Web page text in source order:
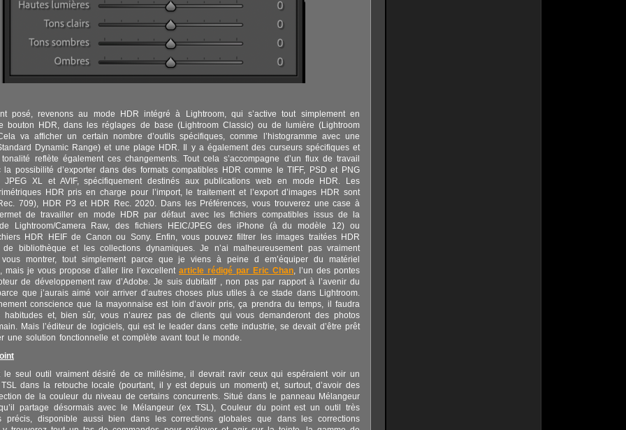
posé, revenons au mode HDR intégré à Lightroom, qui s’active tout simplement en
bouton HDR, dans les réglages de base (Lightroom Classic) ou de lumière (Lightroom
va afficher un certain nombre d’outils spécifiques, comme l’histogramme avec une
Dynamic Range) et une plage HDR. Il y a également des curseurs spécifiques et
reflète également ces changements. Tout cela s’accompagne d’un flux de travail
la possibilité d’exporter dans des formats compatibles HDR comme le TIFF, PSD et PNG
JPEG XL et AVIF, spécifiquement destinés aux publications web en mode HDR. Les
HDR pris en charge pour l’import, le traitement et l’export d’images HDR sont
709), HDR P3 et HDR Rec. 2020. Dans les Préférences, vous trouverez une case à
de travailler en mode HDR par défaut avec les fichiers compatibles issus de la
Lightroom/Camera Raw, des fichiers HEIC/JPEG des iPhone (à du modèle 12) ou
HDR HEIF de Canon ou Sony. Enfin, vous pouvez filtrer les images traitées HDR
bibliothèque et les collections dynamiques. Je n’ai malheureusement pas vraiment
vous montrer, tout simplement parce que je viens à peine d em’équiper du matériel
mais je vous propose d’aller lire l’excellent article rédigé par Eric Chan, l’un des pontes
de développement raw d’Adobe. Je suis dubitatif , non pas par rapport à l’avenir du
que j’aurais aimé voir arriver d’autres choses plus utiles à ce stade dans Lightroom.
conscience que la mayonnaise est loin d’avoir pris, ça prendra du temps, il faudra
habitudes et, bien sûr, vous n’aurez pas de clients qui vous demanderont des photos
Mais l’éditeur de logiciels, qui est le leader dans cette industrie, se devait d’être prêt
une solution fonctionnelle et complète avant tout le monde.
le seul outil vraiment désiré de ce millésime, il devrait ravir ceux qui espéraient voir un
dans la retouche locale (pourtant, il y est depuis un moment) et, surtout, d’avoir des
de la couleur du niveau de certains concurrents. Situé dans le panneau Mélangeur
partage désormais avec le Mélangeur (ex TSL), Couleur du point est un outil très
précis, disponible aussi bien dans les corrections globales que dans les corrections